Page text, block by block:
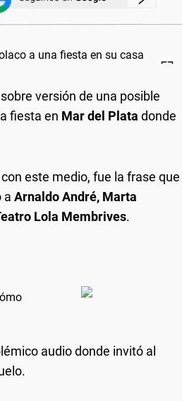
sobre versión de una posible
fiesta en Mar del Plata donde
este medio, fue la frase que
a Arnaldo André, Marta
Lola Membrives.
audio donde invitó al